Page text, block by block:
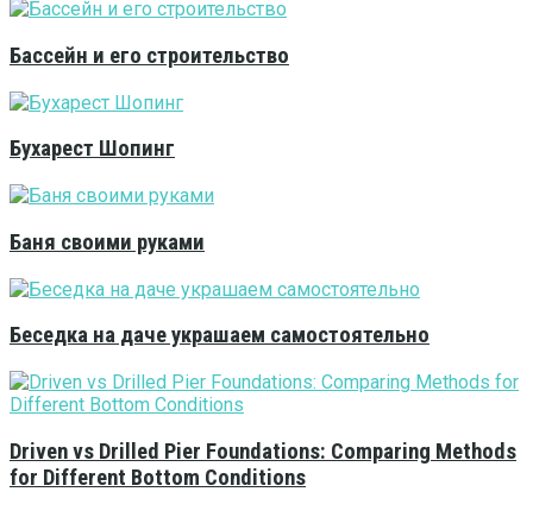
Бассейн и его строительство
Бухарест Шопинг
Баня своими руками
Беседка на даче украшаем самостоятельно
Driven vs Drilled Pier Foundations: Comparing Methods
for Different Bottom Conditions